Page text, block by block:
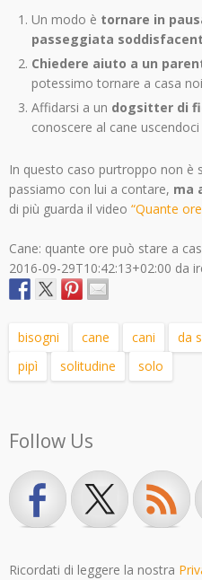
Un modo è tornare in
passeggiata
Chiedere aiuto a un
potessimo tornare a casa
Affidarsi a un dogsitter di
conoscere al cane
In questo caso purtroppo non è
passiamo con lui a contare, ma
di più guarda il video “Quante
Cane: quante ore può stare a
2016-09-29T10:42:13+02:00 da
bisogni cane cani da
pipì
solitudine solo
Follow Us
Ricordati di leggere la nostra